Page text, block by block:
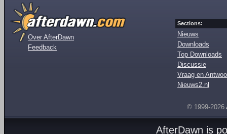
Over AfterDawn
Feedback
Sections:
Nieuws
Downloads
Top Downloads
Discussie
Vraag en
Nieuws2.nl
© 1999-2026
AfterDawn is